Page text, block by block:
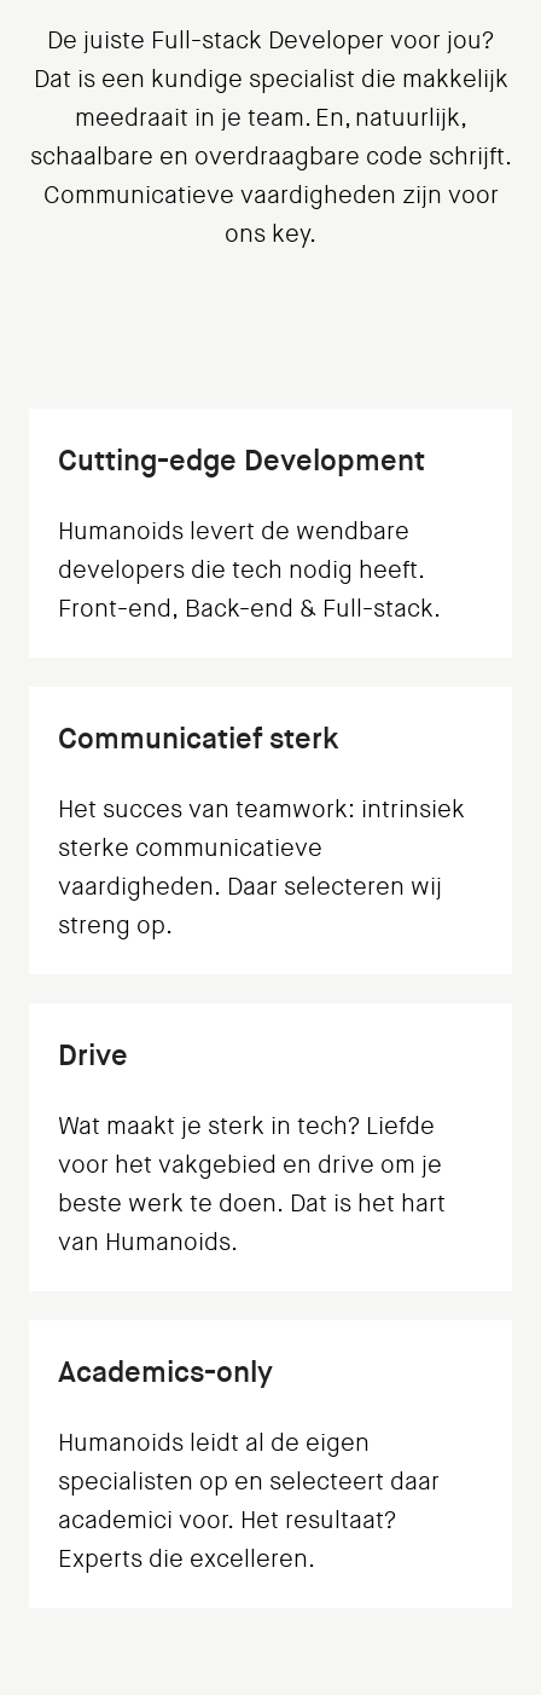
De juiste Full-stack Developer voor jou?
Dat is een kundige specialist die makkelijk
meedraait in je team. En, natuurlijk,
schaalbare en overdraagbare code schrijft.
Communicatieve vaardigheden zijn voor
ons key.
Cutting-edge Development
Humanoids levert de wendbare
developers die tech nodig heeft.
Front-end, Back-end & Full-stack.
Communicatief sterk
Het succes van teamwork: intrinsiek
sterke communicatieve
vaardigheden. Daar selecteren wij
streng op.
Drive
Wat maakt je sterk in tech? Liefde
voor het vakgebied en drive om je
beste werk te doen. Dat is het hart
van Humanoids.
Academics-only
Humanoids leidt al de eigen
specialisten op en selecteert daar
academici voor. Het resultaat?
Experts die excelleren.